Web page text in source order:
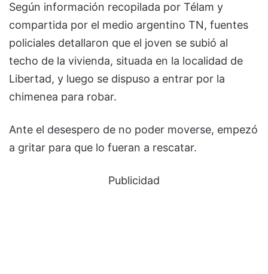
Según información recopilada por Télam y
compartida por el medio argentino TN, fuentes
policiales detallaron que el joven se subió al
techo de la vivienda, situada en la localidad de
Libertad, y luego se dispuso a entrar por la
chimenea para robar.
Ante el desespero de no poder moverse, empezó
a gritar para que lo fueran a rescatar.
Publicidad